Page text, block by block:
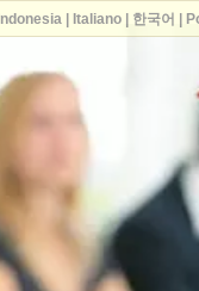
Indonesia| Italiano| 한국어